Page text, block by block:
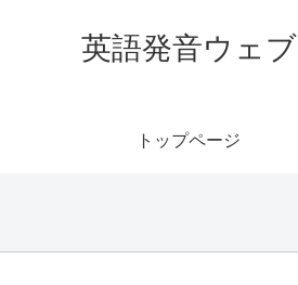
英語発音ウェブ
トップページ